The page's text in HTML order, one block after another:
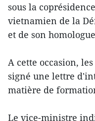
sous la
vietnamien de la
et de son
A cette occasion,
signé une lettre
matière de
Le vice-ministre